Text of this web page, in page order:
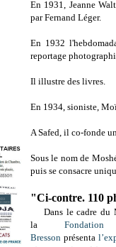
En 1931, Jeanne
parFernand Léger.
En 1932
reportage
Il illustre des livres.
En 1934, sioniste,
A Safed, il co-fonde
Sous le nom de
puis se consacre
"Ci-contre. 110
Dans le cadre
la
Bresson présenta